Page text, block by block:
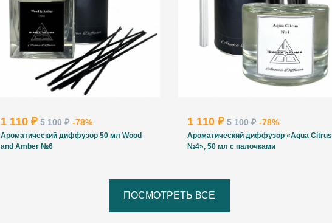
1 110 ₽5 100 ₽ -78%
Ароматический диффузор 50 мл Wood
and Amber №6
1 110 ₽ 5 100 ₽ -78%
Ароматический диффузор «Aqua Citrus
№4», 50 мл с палочками
ПОСМОТРЕТЬ ВСЕ